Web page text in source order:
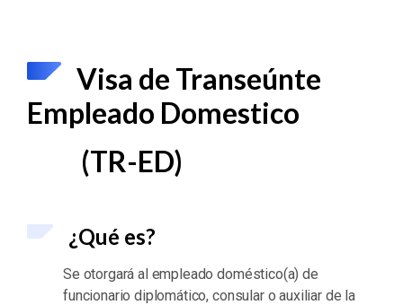
Visa de Transeúnte
Empleado Domestico
(TR-ED)
¿Qué es?
Se otorgará al empleado doméstico(a) de
funcionario diplomático, consular o auxiliar de la